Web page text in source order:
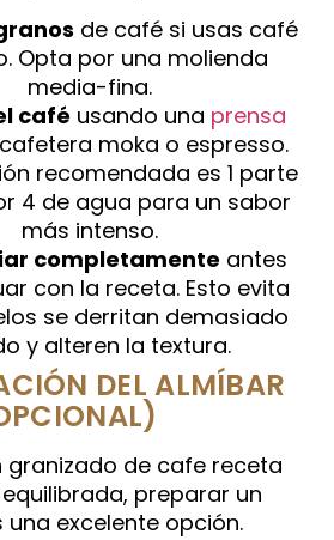
de café si usas café
Opta por una molienda
media-fina.
café usando una prensa
moka o espresso.
recomendada es 1 parte
4 de agua para un sabor
más intenso.
completamente antes
con la receta. Esto evita
se derritan demasiado
y alteren la textura.
DEL ALMÍBAR
granizado de cafe receta
preparar un
una excelente opción.